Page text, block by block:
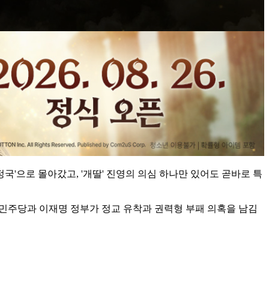
'으로 몰아갔고, '개딸' 진영의 의심 하나만 있어도 곧바로 특
당과 이재명 정부가 정교 유착과 권력형 부패 의혹을 남김